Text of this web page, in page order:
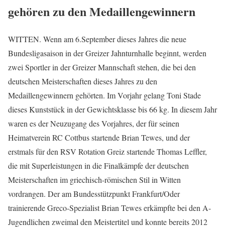
gehören zu den Medaillengewinnern
WITTEN. Wenn am 6.September dieses Jahres die neue
Bundesligasaison in der Greizer Jahnturnhalle beginnt, werden
zwei Sportler in der Greizer Mannschaft stehen, die bei den
deutschen Meisterschaften dieses Jahres zu den
Medaillengewinnern gehörten. Im Vorjahr gelang Toni Stade
dieses Kunststück in der Gewichtsklasse bis 66 kg. In diesem Jahr
waren es der Neuzugang des Vorjahres, der für seinen
Heimatverein RC Cottbus startende Brian Tewes, und der
erstmals für den RSV Rotation Greiz startende Thomas Leffler,
die mit Superleistungen in die Finalkämpfe der deutschen
Meisterschaften im griechisch-römischen Stil in Witten
vordrangen. Der am Bundesstützpunkt Frankfurt/Oder
trainierende Greco-Spezialist Brian Tewes erkämpfte bei den A-
Jugendlichen zweimal den Meistertitel und konnte bereits 2012